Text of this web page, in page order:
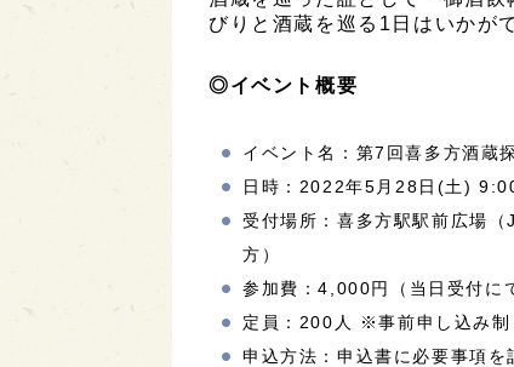
びりと酒蔵を巡る1日はいかが
◎イベント概要
イベント名：第7回喜多方酒蔵
日時：2022年5月28日(土)
受付場所：喜多方駅駅前広場
方）
参加費：4,000円（当日受付に
定員：200人 ※事前申し込み制
申込方法：申込書に必要事項